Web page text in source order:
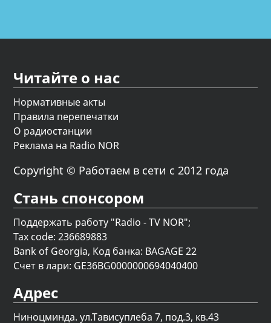
Читайте о нас
Нормативные акты
Правила перепечатки
О радиостанции
Реклама на Radio NOR
Copyright © Работаем в сети с 2012 года
Стань спонсором
Поддержать работу "Radio - TV NOR";
Tax code: 236689883
Bank of Georgia, Код банка: BAGAGE 22
Счет в лари: GE36BG0000000694040400
Адрес
Ниноцминда. ул.Тависуплеба 7, под.3, кв.43